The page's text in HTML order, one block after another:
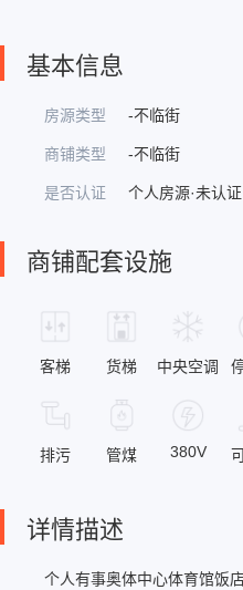
基本信息
房源类型 -不临街
商铺类型 -不临街
是否认证 个人房源·未认证
商铺配套设施
客梯 货梯 中央空调
排污 管煤 380V
详情描述
个人有事奥体中心体育馆饭